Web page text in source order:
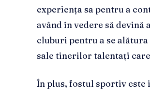
experiența sa pentru a
având în vedere să
cluburi pentru a se
sale tinerilor talentați
În plus, fostul sportiv este